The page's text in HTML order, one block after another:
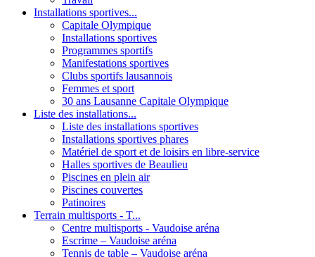
Installations sportives...
Capitale Olympique
Installations sportives
Programmes sportifs
Manifestations sportives
Clubs sportifs lausannois
Femmes et sport
30 ans Lausanne Capitale Olympique
Liste des installations...
Liste des installations sportives
Installations sportives phares
Matériel de sport et de loisirs en libre-service
Halles sportives de Beaulieu
Piscines en plein air
Piscines couvertes
Patinoires
Terrain multisports - T...
Centre multisports - Vaudoise aréna
Escrime – Vaudoise aréna
Tennis de table – Vaudoise aréna